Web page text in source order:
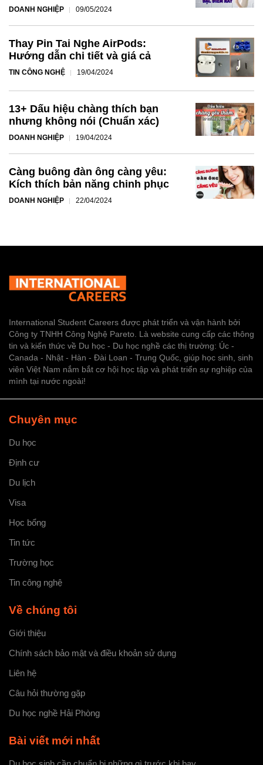
DOANH NGHIỆP 09/05/2024
Thay Pin Tai Nghe AirPods:
Hướng dẫn chi tiết và giá cả
TIN CÔNG NGHỆ 19/04/2024
13+ Dấu hiệu chàng thích bạn
nhưng không nói (Chuẩn xác)
DOANH NGHIỆP 19/04/2024
Càng buông đàn ông càng yêu:
Kích thích bản năng chinh phục
DOANH NGHIỆP 22/04/2024
International Student Careers được phát triển và vận hành bởi
Công ty TNHH Công Nghệ Pareto. Là website cung cấp các thông
tin và kiến thức về Du học - Du học nghề các thị trường: Úc -
Canada - Nhật - Hàn - Đài Loan - Trung Quốc, giúp học sinh, sinh
viên Việt Nam nắm bắt cơ hội học tập và phát triển sự nghiệp của
mình tại nước ngoài!
Chuyên mục
Du học
Định cư
Du lịch
Visa
Học bổng
Tin tức
Trường học
Tin công nghệ
Về chúng tôi
Giới thiệu
Chính sách bảo mật và điều khoản sử dụng
Liên hệ
Câu hỏi thường gặp
Du học nghề Hải Phòng
Bài viết mới nhất